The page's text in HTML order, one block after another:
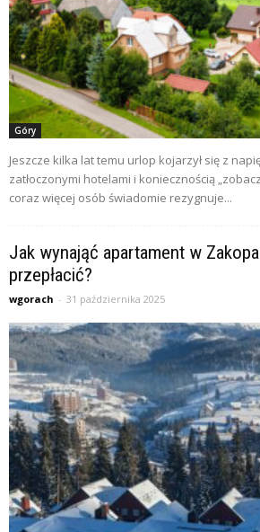
Góry
Jeszcze kilka lat temu urlop kojarzył się z
zatłoczonymi hotelami i koniecznością
coraz więcej osób świadomie rezygnuje...
Jak wynająć apartament w
przepłacić?
wgorach - 31 października 2025